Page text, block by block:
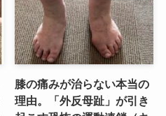
膝の痛みが治らない本当の
理由。「外反母趾」が引き